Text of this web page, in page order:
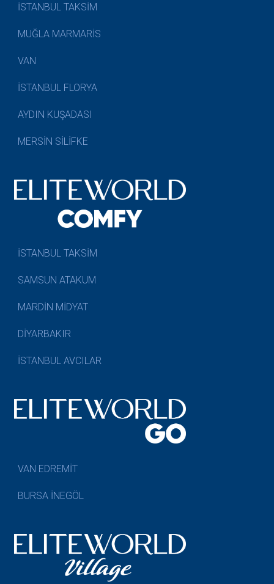
İSTANBUL TAKSİM
MUĞLA MARMARİS
VAN
İSTANBUL FLORYA
AYDIN KUŞADASI
MERSİN SİLİFKE
İSTANBUL TAKSİM
SAMSUN ATAKUM
MARDİN MİDYAT
DİYARBAKIR
İSTANBUL AVCILAR
VAN EDREMİT
BURSA İNEGÖL